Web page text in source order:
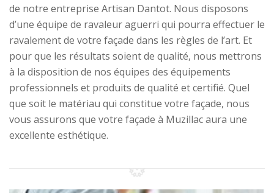
de notre entreprise Artisan Dantot. Nous disposons
d’une équipe de ravaleur aguerri qui pourra effectuer le
ravalement de votre façade dans les règles de l’art. Et
pour que les résultats soient de qualité, nous mettrons
à la disposition de nos équipes des équipements
professionnels et produits de qualité et certifié. Quel
que soit le matériau qui constitue votre façade, nous
vous assurons que votre façade à Muzillac aura une
excellente esthétique.